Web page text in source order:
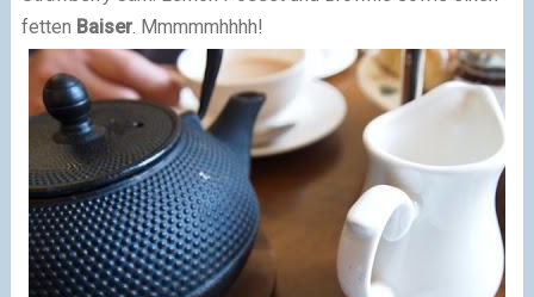
fetten Baiser. Mmmmmhhhh!